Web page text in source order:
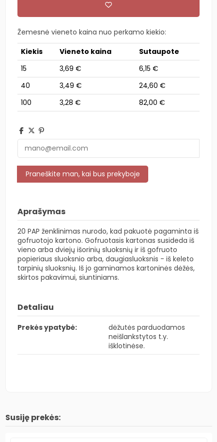
Žemesnė vieneto kaina nuo perkamo kiekio:
Kiekis
Vieneto kaina
Sutaupote
15
3,69 €
6,15 €
40
3,49 €
24,60 €
100
3,28 € 82,00 €
Aprašymas
20 PAP ženklinimas nurodo, kad pakuotė pagaminta iš
gofruotojo kartono. Gofruotasis kartonas susideda iš
vieno arba dviejų išorinių sluoksnių ir iš gofruoto
popieriaus sluoksnio arba, daugiasluoksnis - iš keleto
tarpinių sluoksnių. Iš jo gaminamos kartoninės dėžės,
skirtos pakavimui, siuntiniams.
Detaliau
Prekės ypatybė:
dėžutės parduodamos
neišlankstytos t.y.
išklotinėse.
Susiję prekės: